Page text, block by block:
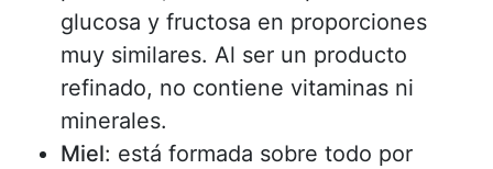
glucosa y fructosa en proporciones
muy similares. Al ser un producto
refinado, no contiene vitaminas ni
minerales.
Miel: está formada sobre todo por